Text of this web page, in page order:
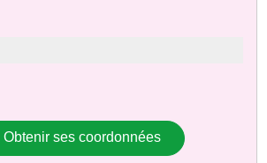
Obtenir ses coordonnées